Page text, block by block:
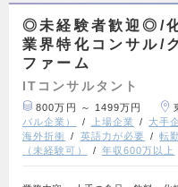
◎未経験者歓迎◎/
業界特化コンサル/
ファーム
ITコンサルタント
800万円 ～ 1499万円
バル企業）
上場企業 大手
海外折衝
英語力が必要 転
（未経験可）
年収600万以上